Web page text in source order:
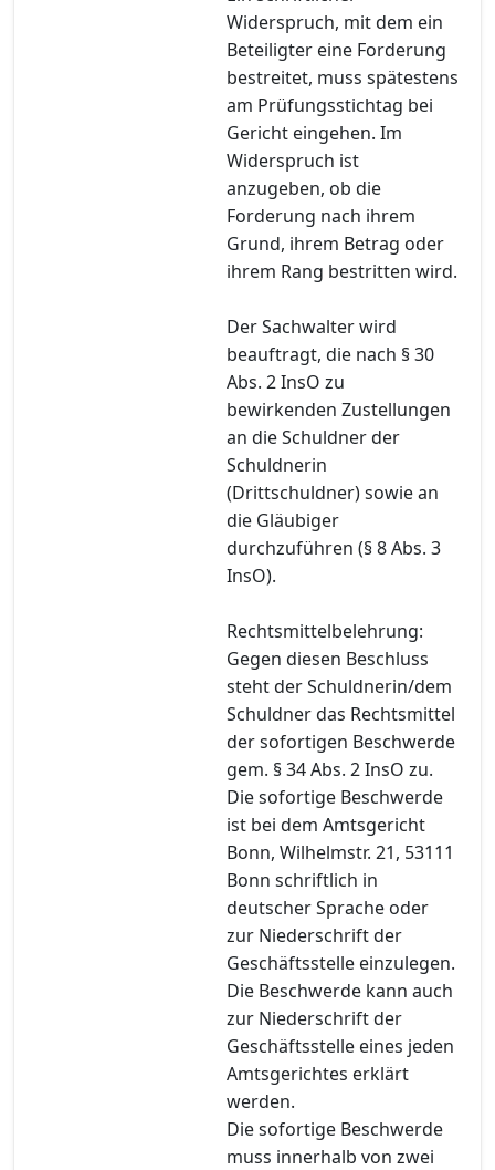
Widerspruch, mit dem ein
Beteiligter eine Forderung
bestreitet, muss spätestens
am Prüfungsstichtag bei
Gericht eingehen. Im
Widerspruch ist
anzugeben, ob die
Forderung nach ihrem
Grund, ihrem Betrag oder
ihrem Rang bestritten wird.
Der Sachwalter wird
beauftragt, die nach § 30
Abs. 2 InsO zu
bewirkenden Zustellungen
an die Schuldner der
Schuldnerin
(Drittschuldner) sowie an
die Gläubiger
durchzuführen (§ 8 Abs. 3
InsO).
Rechtsmittelbelehrung:
Gegen diesen Beschluss
steht der Schuldnerin/dem
Schuldner das Rechtsmittel
der sofortigen Beschwerde
gem. § 34 Abs. 2 InsO zu.
Die sofortige Beschwerde
ist bei dem Amtsgericht
Bonn, Wilhelmstr. 21, 53111
Bonn schriftlich in
deutscher Sprache oder
zur Niederschrift der
Geschäftsstelle einzulegen.
Die Beschwerde kann auch
zur Niederschrift der
Geschäftsstelle eines jeden
Amtsgerichtes erklärt
werden.
Die sofortige Beschwerde
muss innerhalb von zwei